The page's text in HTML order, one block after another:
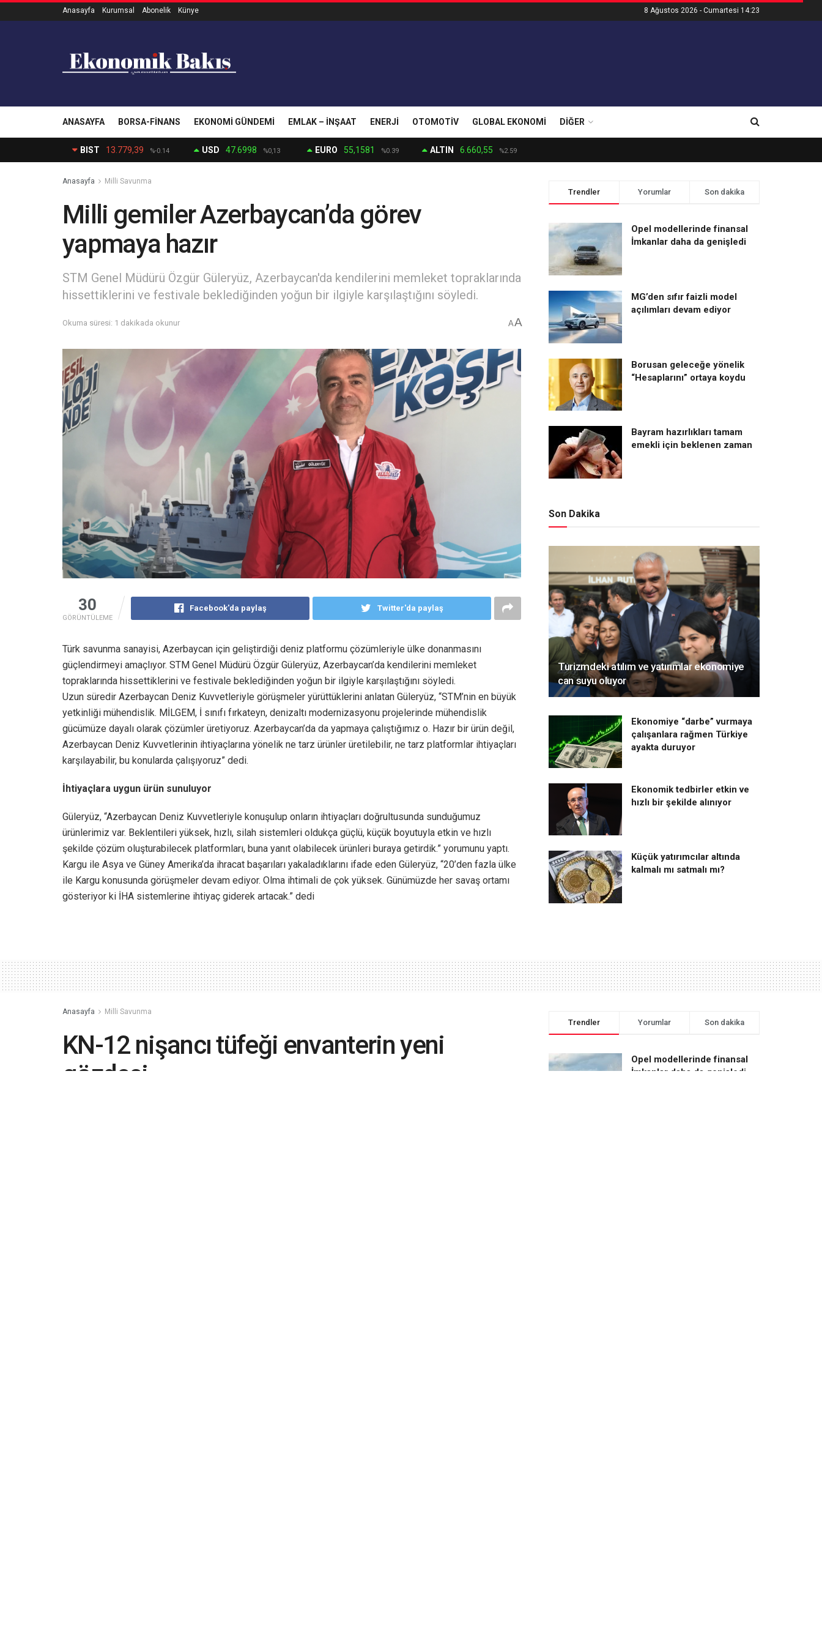
Anasayfa Kurumsal Abonelik Künye 8 Ağustos 2026 - Cumartesi 14:23
ANASAYFA BORSA-FINANS EKONOMI GÜNDEMI EMLAK – İNŞAAT ENERJI OTOMOTIV GLOBAL EKONOMI DIĞER
BIST 13.779,39 %-0.14 USD 47.6998 %0,13 EURO 55,1581 %0.39 ALTIN 6.660,55 %2.59
Anasayfa Milli Savunma
Milli gemiler Azerbaycan’da görev
yapmaya hazır
STM Genel Müdürü Özgür Güleryüz, Azerbaycan'da kendilerini memleket topraklarında
hissettiklerini ve festivale beklediğinden yoğun bir ilgiyle karşılaştığını söyledi.
Okuma süresi: 1 dakikada okunur AA
30
GÖRÜNTÜLEME
Facebook'da paylaş Twitter'da paylaş
Türk savunma sanayisi, Azerbaycan için geliştirdiği deniz platformu çözümleriyle ülke donanmasını
güçlendirmeyi amaçlıyor. STM Genel Müdürü Özgür Güleryüz, Azerbaycan’da kendilerini memleket
topraklarında hissettiklerini ve festivale beklediğinden yoğun bir ilgiyle karşılaştığını söyledi.
Uzun süredir Azerbaycan Deniz Kuvvetleriyle görüşmeler yürüttüklerini anlatan Güleryüz, “STM’nin en büyük
yetkinliği mühendislik. MİLGEM, İ sınıfı fırkateyn, denizaltı modernizasyonu projelerinde mühendislik
gücümüze dayalı olarak çözümler üretiyoruz. Azerbaycan’da da yapmaya çalıştığımız o. Hazır bir ürün değil,
Azerbaycan Deniz Kuvvetlerinin ihtiyaçlarına yönelik ne tarz ürünler üretilebilir, ne tarz platformlar ihtiyaçları
karşılayabilir, bu konularda çalışıyoruz” dedi.
İhtiyaçlara uygun ürün sunuluyor
Güleryüz, “Azerbaycan Deniz Kuvvetleriyle konuşulup onların ihtiyaçları doğrultusunda sunduğumuz
ürünlerimiz var. Beklentileri yüksek, hızlı, silah sistemleri oldukça güçlü, küçük boyutuyla etkin ve hızlı
şekilde çözüm oluşturabilecek platformları, buna yanıt olabilecek ürünleri buraya getirdik.” yorumunu yaptı.
Kargu ile Asya ve Güney Amerika’da ihracat başarıları yakaladıklarını ifade eden Güleryüz, “20’den fazla ülke
ile Kargu konusunda görüşmeler devam ediyor. Olma ihtimali de çok yüksek. Günümüzde her savaş ortamı
gösteriyor ki İHA sistemlerine ihtiyaç giderek artacak.” dedi
Trendler Yorumlar Son dakika
Opel modellerinde finansal
İmkanlar daha da genişledi
MG’den sıfır faizli model
açılımları devam ediyor
Borusan geleceğe yönelik
“Hesaplarını” ortaya koydu
Bayram hazırlıkları tamam
emekli için beklenen zaman
Son Dakika
Turizmdeki atılım ve yatırımlar ekonomiye
can suyu oluyor
Ekonomiye “darbe” vurmaya
çalışanlara rağmen Türkiye
ayakta duruyor
Ekonomik tedbirler etkin ve
hızlı bir şekilde alınıyor
Küçük yatırımcılar altında
kalmalı mı satmalı mı?
Anasayfa Milli Savunma
KN-12 nişancı tüfeği envanterin yeni
gözdesi
Trendler Yorumlar Son dakika
Opel modellerinde finansal
İmkanlar daha da genişledi